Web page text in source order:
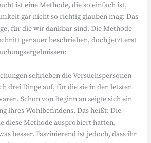
ist eine Methode, die so einfach ist,
gar nicht so richtig glauben mag: Das
für die wir dankbar sind. Die Methode
genauer beschrieben, doch jetzt erst
schrieben die Versuchspersonen
drei Dinge auf, für die sie in den letzten
Schon von Beginn an zeigte sich ein
ihres Wohlbefindens. Das heißt: Die
diese Methode ausprobiert hatten,
besser. Faszinierend ist jedoch, dass ihr